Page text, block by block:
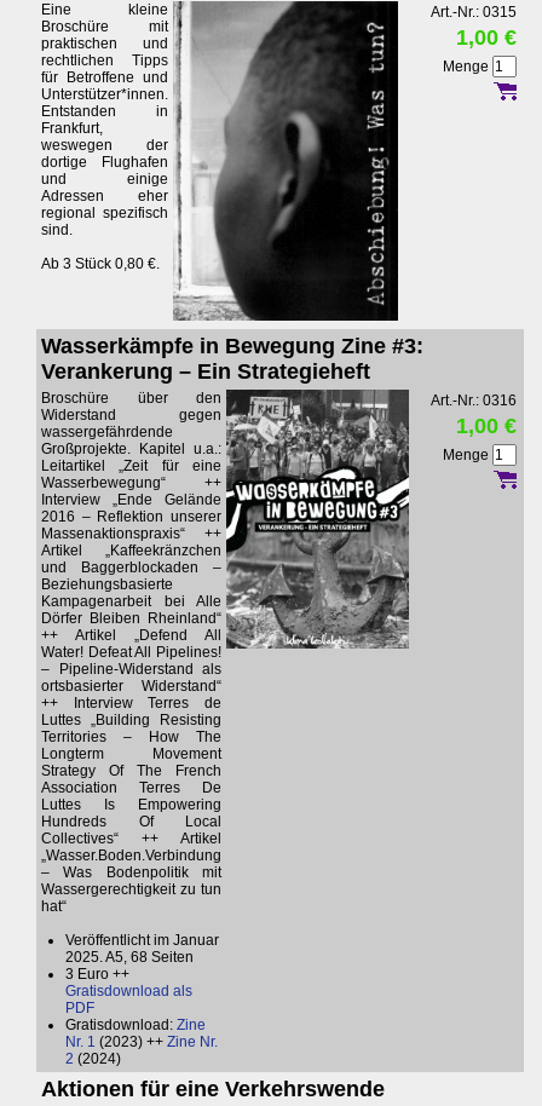
Eine kleine
Broschüre mit
praktischen und
rechtlichen Tipps
für Betroffene und
Unterstützer*innen.
Entstanden in
Frankfurt,
weswegen der
dortige Flughafen
und einige
Adressen eher
regional spezifisch
sind.
Ab 3 Stück 0,80 €.
Art.-Nr.: 0315
1,00 €
Menge
Wasserkämpfe in Bewegung Zine #3:
Verankerung – Ein Strategieheft
Broschüre über den
Widerstand gegen
wassergefährdende
Großprojekte. Kapitel u.a.:
Leitartikel „Zeit für eine
Wasserbewegung“ ++
Interview „Ende Gelände
2016 – Reflektion unserer
Massenaktionspraxis“ ++
Artikel „Kaffeekränzchen
und Baggerblockaden –
Beziehungsbasierte
Kampagenarbeit bei Alle
Dörfer Bleiben Rheinland“
++ Artikel „Defend All
Water! Defeat All Pipelines!
– Pipeline-Widerstand als
ortsbasierter Widerstand“
++ Interview Terres de
Luttes „Building Resisting
Territories – How The
Longterm Movement
Strategy Of The French
Association Terres De
Luttes Is Empowering
Hundreds Of Local
Collectives“ ++ Artikel
„Wasser.Boden.Verbindung
– Was Bodenpolitik mit
Wassergerechtigkeit zu tun
hat“
Veröffentlicht im Januar
2025. A5, 68 Seiten
3 Euro ++
Gratisdownload als
PDF
Gratisdownload: Zine
Nr. 1 (2023) ++ Zine Nr.
2 (2024)
Art.-Nr.: 0316
1,00 €
Menge
Aktionen für eine Verkehrswende